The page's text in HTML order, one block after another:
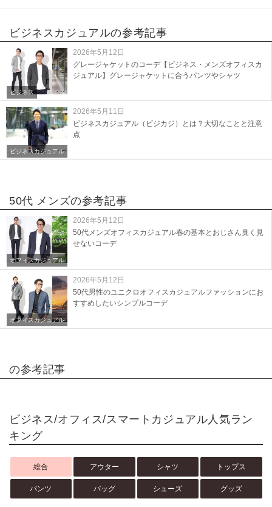
ビジネスカジュアルの参考記事
2026年5月12日
グレージャケットのコーデ【ビジネス・メンズオフィスカ
ジュアル】グレージャケットに合うパンツやシャツ
ビジネス
2026年5月11日
ビジネスカジュアル（ビジカジ）とは？大切なことと注意
点
ビジネスカジュアル
50代 メンズの参考記事
2026年5月12日
50代メンズオフィスカジュアル春の基本とおじさん臭く見
せないコーデ
オフィスカジュアル
2026年5月12日
50代男性のユニクロオフィスカジュアルファッションにお
すすめしたいシンプルコーデ
オフィスカジュアル
の参考記事
ビジネス/オフィス/スマートカジュアル人気ラン
キング
総合 アウター シャツ トップス
パンツ バッグ シューズ グッズ